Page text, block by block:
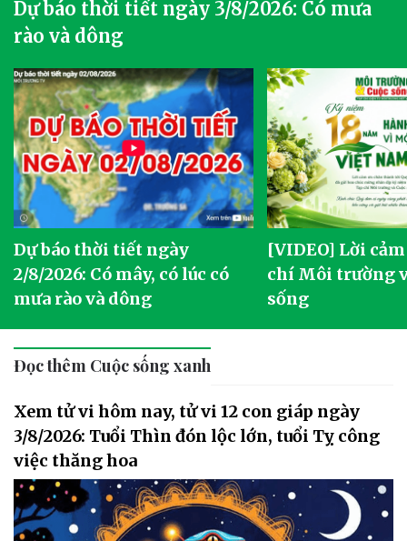
Dự báo thời tiết ngày 3/8/2026: Có mưa
rào và dông
Dự báo thời tiết ngày
2/8/2026: Có mây, có lúc có
mưa rào và dông
[VIDEO] Lời
chí Môi trường
sống
Đọc thêm Cuộc sống xanh
Xem tử vi hôm nay, tử vi 12 con giáp ngày
3/8/2026: Tuổi Thìn đón lộc lớn, tuổi Tỵ công
việc thăng hoa